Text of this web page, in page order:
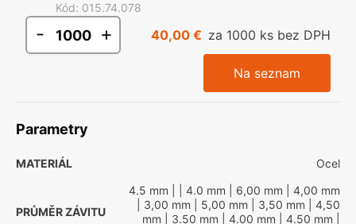
Kód: 015.74.078
- + 40,00 € za 1000 ks bez DPH
Na seznam
Parametry
MATERIÁL Ocel
PRŮMĚR ZÁVITU
4.5 mm | 4.0 mm | 6,00 mm | 4,00 mm
| 3,00 mm | 5,00 mm | 3,50 mm | 4,50
mm | 3.50 mm | 4.00 mm | 4.50 mm